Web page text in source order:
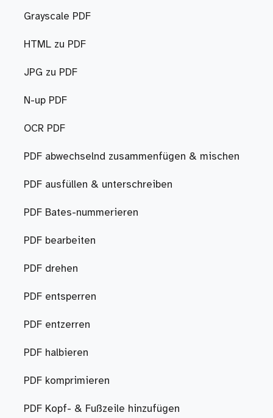
Grayscale PDF
HTML zu PDF
JPG zu PDF
N-up PDF
OCR PDF
PDF abwechselnd zusammenfügen & mischen
PDF ausfüllen & unterschreiben
PDF Bates-nummerieren
PDF bearbeiten
PDF drehen
PDF entsperren
PDF entzerren
PDF halbieren
PDF komprimieren
PDF Kopf- & Fußzeile hinzufügen